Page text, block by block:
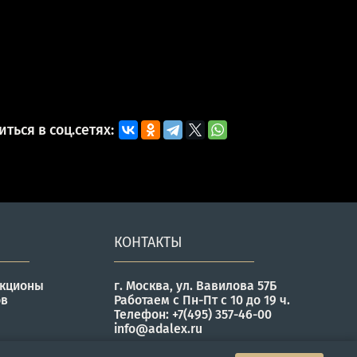
в соц.сетях:
КОНТАКТЫ
г. Москва, ул. Вавилова 57Б
Работаем с Пн-Пт с 10 до 19 ч.
Телефон: +7(495) 357-46-00
info@adalex.ru